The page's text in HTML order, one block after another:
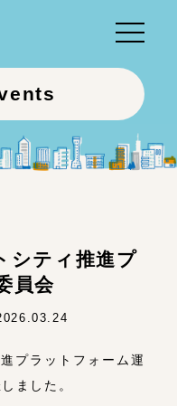
シティ推進プ
員会
プラットフォーム運
ました。